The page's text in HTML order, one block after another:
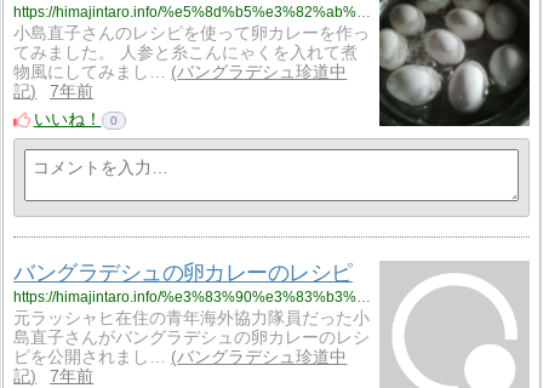
https://himajintaro.info/%e5%8d%b5%e3%82%ab%e3%83%ac%e3%83%bc%e4%bd%9c%e3%82%8a%e3%81%be%e3%81%97%e3%81%9f%e3%80%82/
小島直子さんのレシピを使って卵カレーを作っ
てみました。 人参と糸こんにゃくを入れて煮
物風にしてみまし…
バングラデシュ珍道中
記
7年前
いいね！
0
バングラデシュの卵カレーのレシピ
https://himajintaro.info/%e3%83%90%e3%83%b3%e3%82%b0%e3%83%a9%e3%83%87%e3%82%b7%e3%83%a5%e3%81%ae%e5%8d%b5%e3%82%ab%e3%83%ac%e3%83%bc%e3%81%ae%e3%83%ac%e3%82%b7%e3%83%94/
元ラッシャヒ在住の青年海外協力隊員だった小
島直子さんがバングラデシュの卵カレーのレシ
ピを公開されまし…
バングラデシュ珍道中
記
7年前